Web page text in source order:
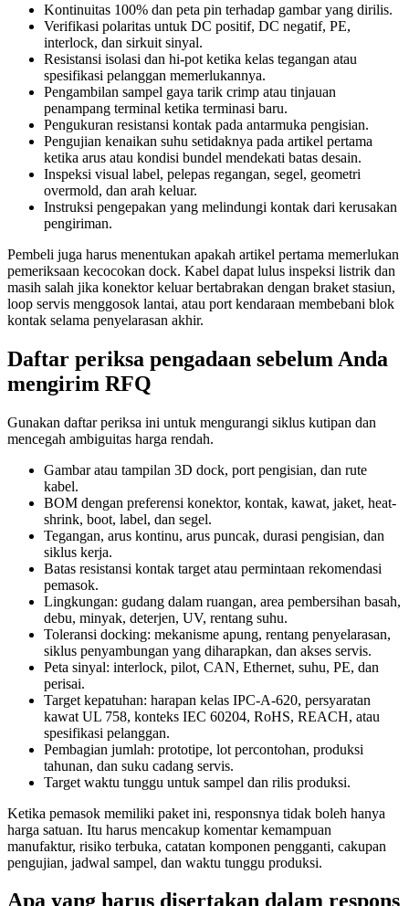
Kontinuitas 100% dan peta pin terhadap gambar yang dirilis.
Verifikasi polaritas untuk DC positif, DC negatif, PE,
interlock, dan sirkuit sinyal.
Resistansi isolasi dan hi-pot ketika kelas tegangan atau
spesifikasi pelanggan memerlukannya.
Pengambilan sampel gaya tarik crimp atau tinjauan
penampang terminal ketika terminasi baru.
Pengukuran resistansi kontak pada antarmuka pengisian.
Pengujian kenaikan suhu setidaknya pada artikel pertama
ketika arus atau kondisi bundel mendekati batas desain.
Inspeksi visual label, pelepas regangan, segel, geometri
overmold, dan arah keluar.
Instruksi pengepakan yang melindungi kontak dari kerusakan
pengiriman.
Pembeli juga harus menentukan apakah artikel pertama memerlukan
pemeriksaan kecocokan dock. Kabel dapat lulus inspeksi listrik dan
masih salah jika konektor keluar bertabrakan dengan braket stasiun,
loop servis menggosok lantai, atau port kendaraan membebani blok
kontak selama penyelarasan akhir.
Daftar periksa pengadaan sebelum Anda
mengirim RFQ
Gunakan daftar periksa ini untuk mengurangi siklus kutipan dan
mencegah ambiguitas harga rendah.
Gambar atau tampilan 3D dock, port pengisian, dan rute
kabel.
BOM dengan preferensi konektor, kontak, kawat, jaket, heat-
shrink, boot, label, dan segel.
Tegangan, arus kontinu, arus puncak, durasi pengisian, dan
siklus kerja.
Batas resistansi kontak target atau permintaan rekomendasi
pemasok.
Lingkungan: gudang dalam ruangan, area pembersihan basah,
debu, minyak, deterjen, UV, rentang suhu.
Toleransi docking: mekanisme apung, rentang penyelarasan,
siklus penyambungan yang diharapkan, dan akses servis.
Peta sinyal: interlock, pilot, CAN, Ethernet, suhu, PE, dan
perisai.
Target kepatuhan: harapan kelas IPC-A-620, persyaratan
kawat UL 758, konteks IEC 60204, RoHS, REACH, atau
spesifikasi pelanggan.
Pembagian jumlah: prototipe, lot percontohan, produksi
tahunan, dan suku cadang servis.
Target waktu tunggu untuk sampel dan rilis produksi.
Ketika pemasok memiliki paket ini, responsnya tidak boleh hanya
harga satuan. Itu harus mencakup komentar kemampuan
manufaktur, risiko terbuka, catatan komponen pengganti, cakupan
pengujian, jadwal sampel, dan waktu tunggu produksi.
Apa yang harus disertakan dalam respons